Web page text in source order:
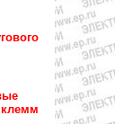
клемм